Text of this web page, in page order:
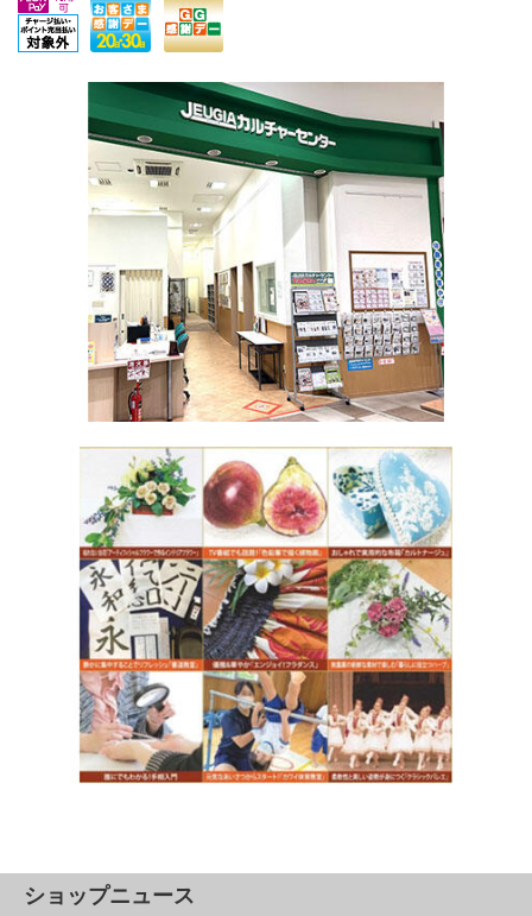
ショップニュース